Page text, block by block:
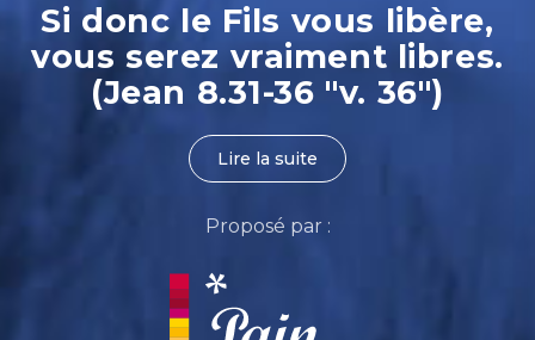
Si donc le Fils vous libère,
vous serez vraiment libres.
(Jean 8.31-36 "v. 36")
Lire la suite
Proposé par :